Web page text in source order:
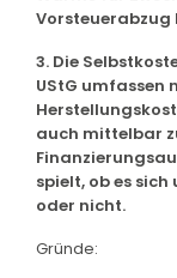
Vorsteuerabzug
3. Die
UStG
auch mittelbar
spielt, ob es
oder nicht.
Gründe: